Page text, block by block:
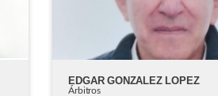
EDGAR GONZALEZ LOPEZ
Árbitros